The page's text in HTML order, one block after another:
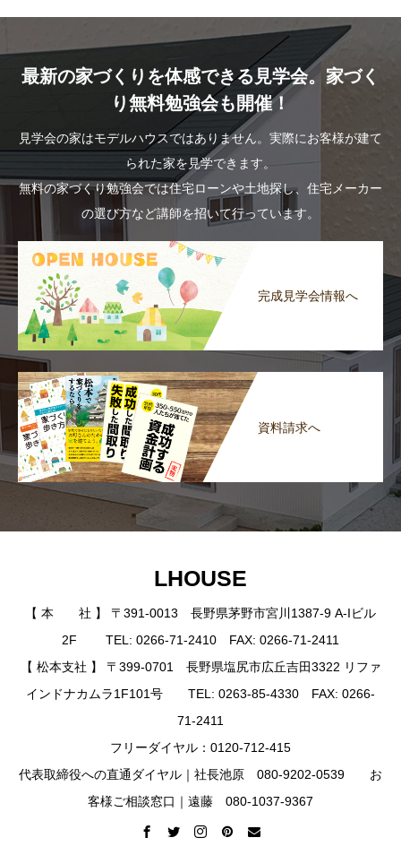
最新の家づくりを体感できる見学会。家づく
り無料勉強会も開催！
見学会の家はモデルハウスではありません。実際にお客様が建て
られた家を見学できます。
無料の家づくり勉強会では住宅ローンや土地探し、住宅メーカー
の選び方など講師を招いて行っています。
完成見学会情報へ
資料請求へ
LHOUSE
【 本 社 】 〒391-0013 長野県茅野市宮川1387-9 A-Iビル
2F TEL: 0266-71-2410 FAX: 0266-71-2411
【 松本支社 】 〒399-0701 長野県塩尻市広丘吉田3322 リファ
インドナカムラ1F101号 TEL: 0263-85-4330 FAX: 0266-
71-2411
フリーダイヤル：0120-712-415
代表取締役への直通ダイヤル｜社長池原 080-9202-0539 お
客様ご相談窓口｜遠藤 080-1037-9367